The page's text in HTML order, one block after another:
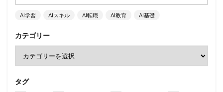
AI学習 AIスキル AI転職 AI教育 AI基礎
カテゴリー
タグ